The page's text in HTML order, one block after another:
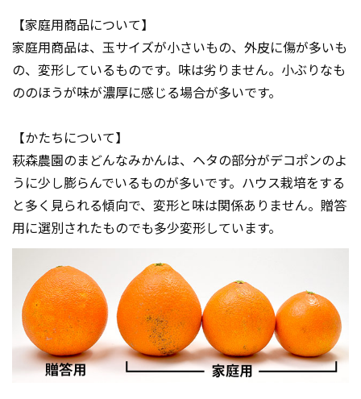
【家庭用商品について】
家庭用商品は、玉サイズが小さいもの、外皮に傷が多いも
の、変形しているものです。味は劣りません。小ぶりなも
ののほうが味が濃厚に感じる場合が多いです。
【かたちについて】
萩森農園のまどんなみかんは、ヘタの部分がデコポンのよ
うに少し膨らんでいるものが多いです。ハウス栽培をする
と多く見られる傾向で、変形と味は関係ありません。贈答
用に選別されたものでも多少変形しています。